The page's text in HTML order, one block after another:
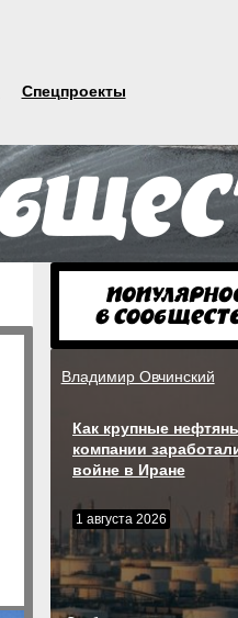
Спецпроекты
Владимир Овчинский
Как крупные
компании
войне в Иране
1 августа 2026